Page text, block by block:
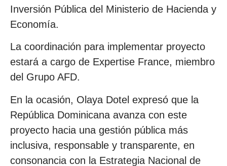
Inversión Pública del Ministerio de Hacienda y
Economía.
La coordinación para implementar proyecto
estará a cargo de Expertise France, miembro
del Grupo AFD.
En la ocasión, Olaya Dotel expresó que la
República Dominicana avanza con este
proyecto hacia una gestión pública más
inclusiva, responsable y transparente, en
consonancia con la Estrategia Nacional de